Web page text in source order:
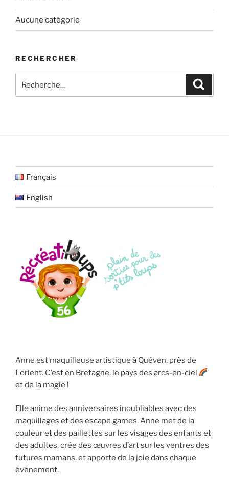
Aucune catégorie
RECHERCHER
pour
Français
English
Anne est maquilleuse artistique à Quéven, près de
Lorient. C’est en Bretagne, le pays des arcs-en-ciel
et de la magie !
Elle anime des anniversaires inoubliables avec des
maquillages et des escape games. Anne met de la
couleur et des paillettes sur les visages des enfants et
des adultes, crée des œuvres d’art sur les ventres des
futures mamans, et apporte de la joie dans chaque
événement.